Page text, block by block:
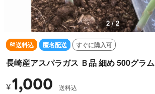
2 / 2
送料込 匿名配送 すぐに購入可
長崎産アスパラガス Ｂ品 細め 500グラム
¥1,000 送料込